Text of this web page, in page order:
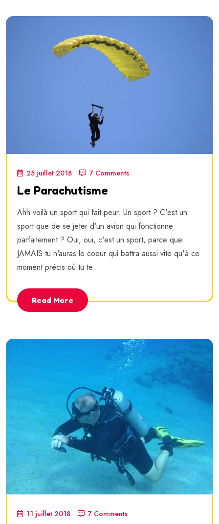
25 juillet 2018 7 Comments
Le Parachutisme
Ahh voilà un sport qui fait peur. Un sport ? C'est un
sport que de se jeter d'un avion qui fonctionne
parfaitement ? Oui, oui, c'est un sport, parce que
JAMAIS tu n'auras le coeur qui battra aussi vite qu'à ce
moment précis où tu te
Read More
11 juillet 2018 7 Comments